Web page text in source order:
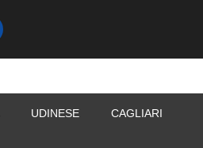
UDINESE CAGLIARI